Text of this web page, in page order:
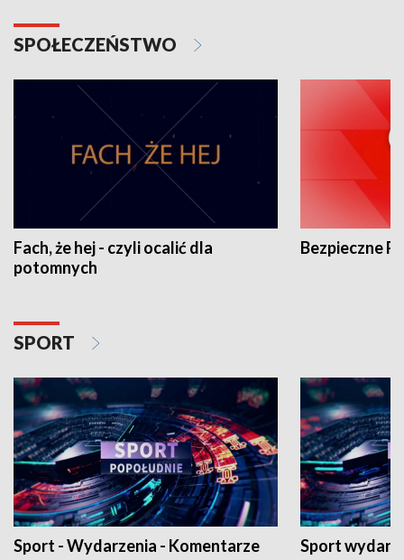
SPOŁECZEŃSTWO
Fach, że hej - czyli ocalić dla
potomnych
Bezpieczne
SPORT
Sport - Wydarzenia - Komentarze Sport